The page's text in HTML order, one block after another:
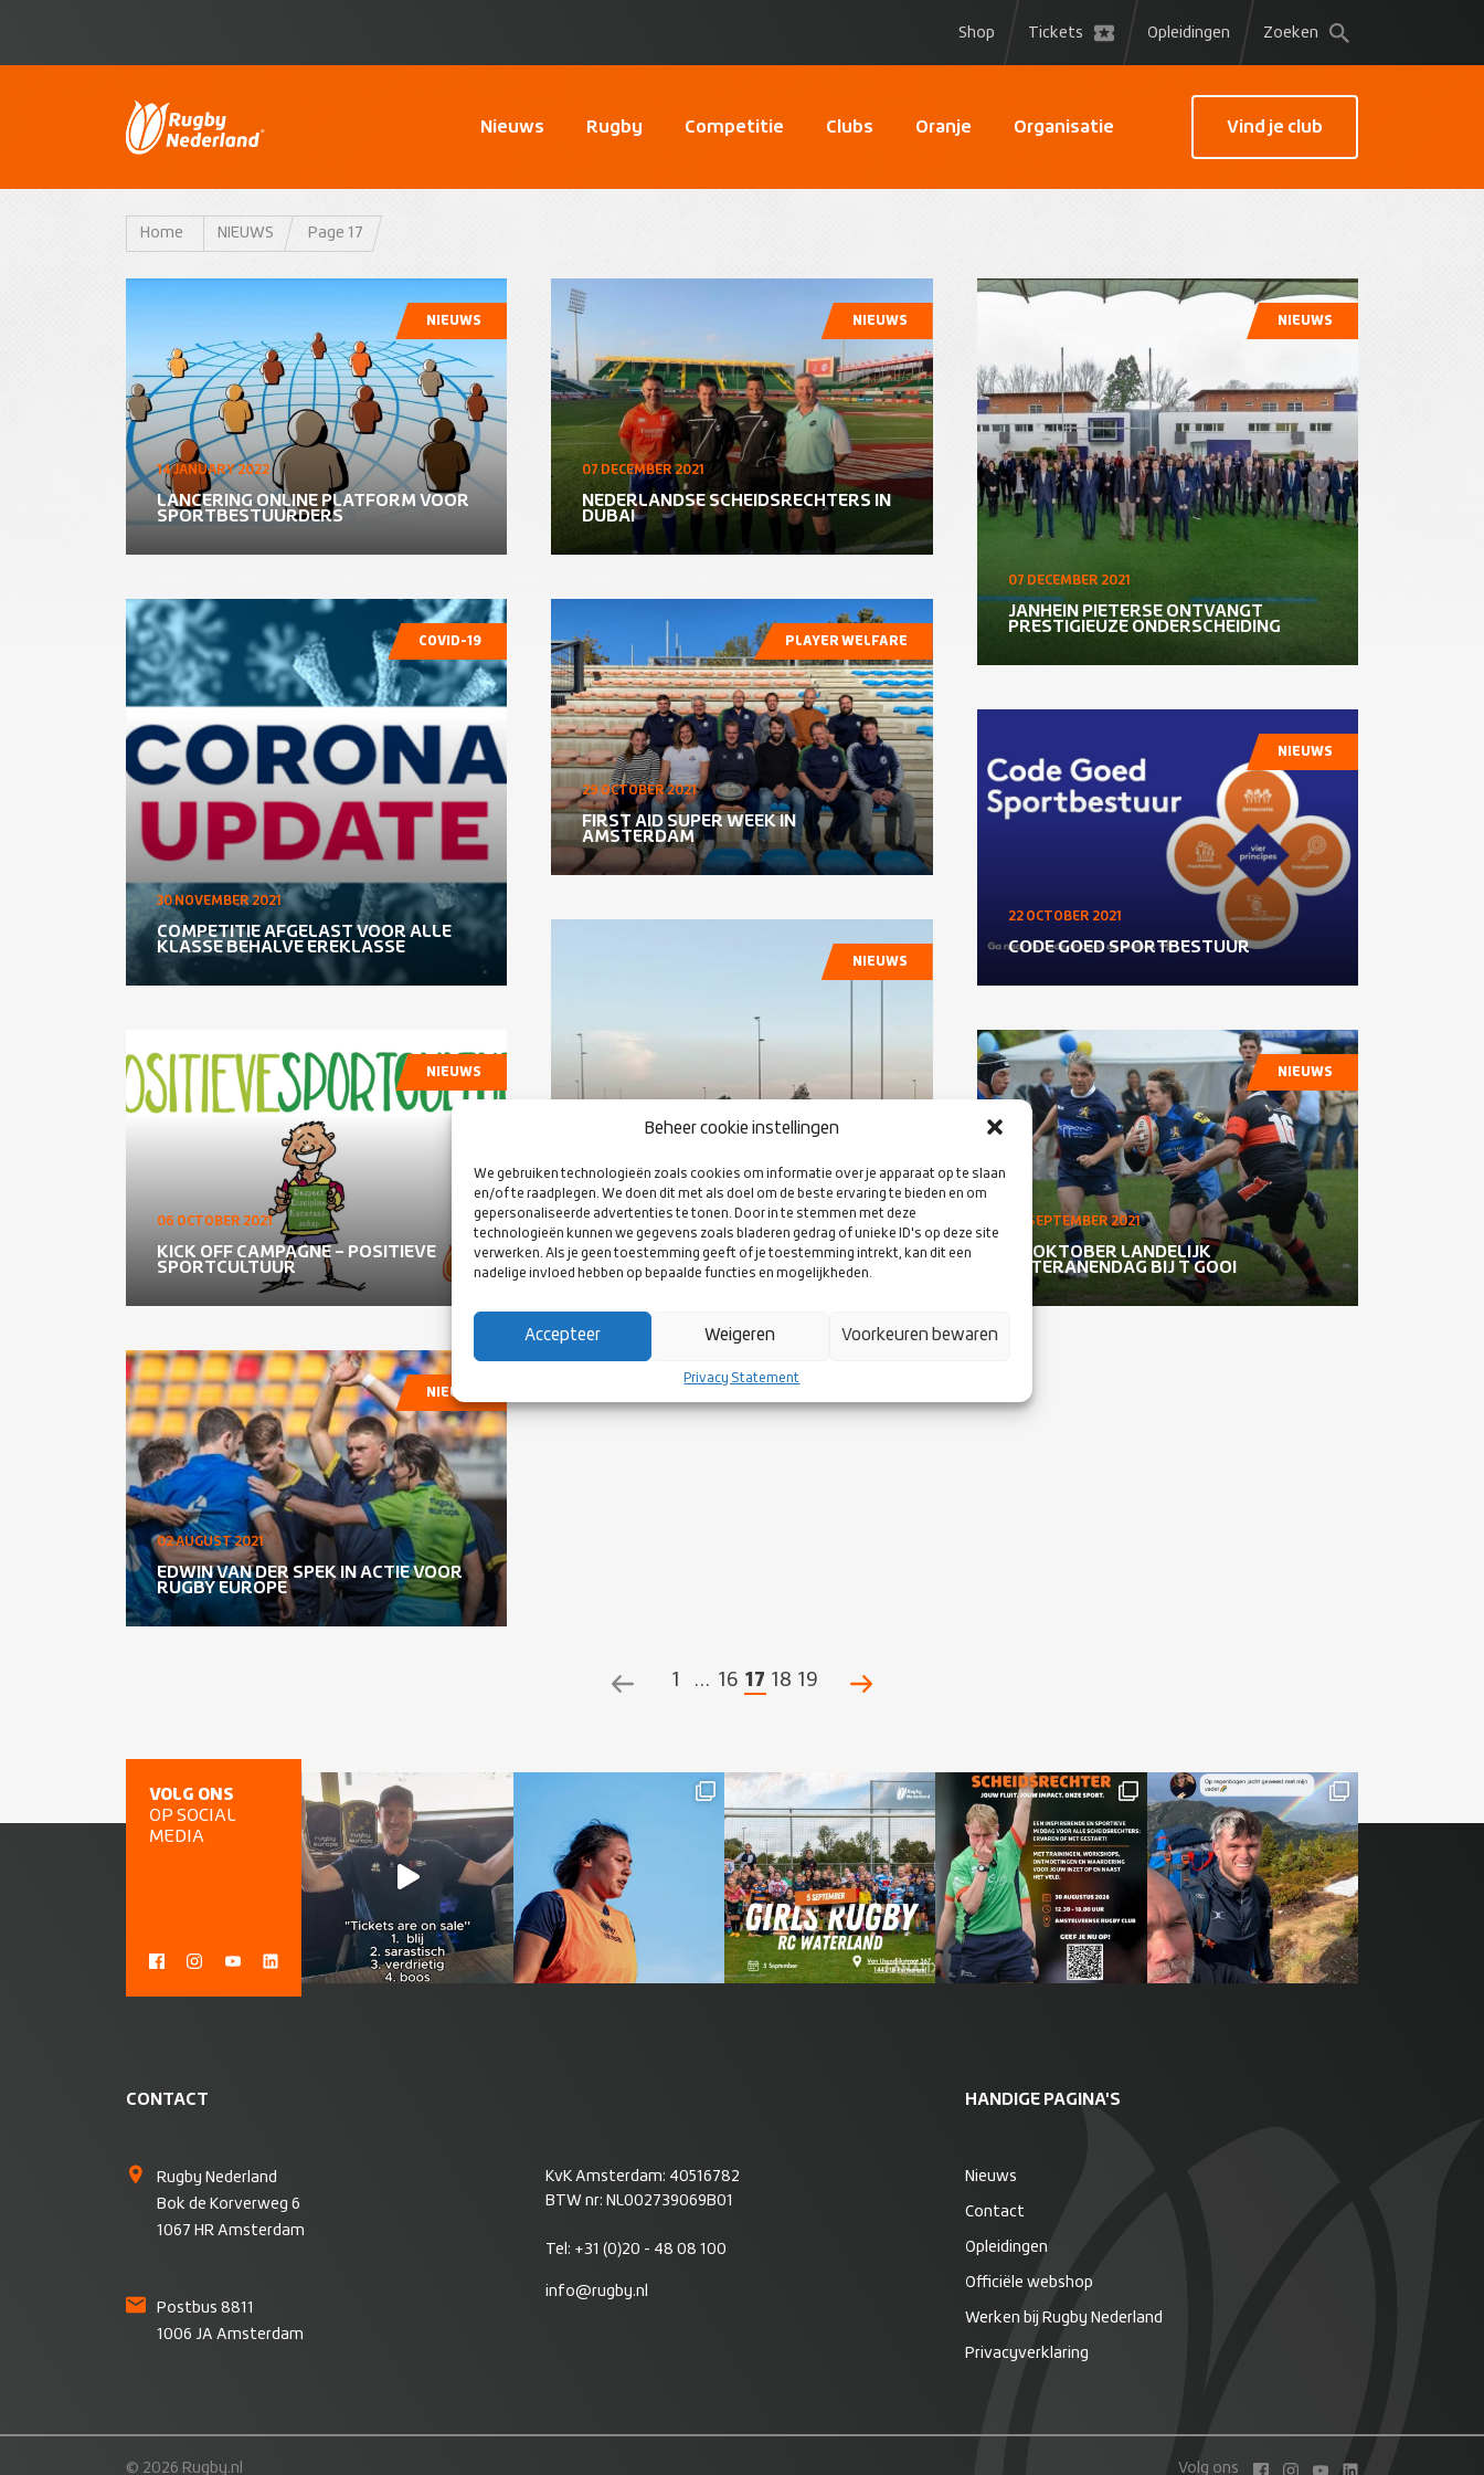
Beheer cookie instellingen
We gebruiken technologieën zoals cookies om informatie over je apparaat op te slaan
en/of te raadplegen. We doen dit met als doel om de beste ervaring te bieden en om
gepersonaliseerde advertenties te tonen. Door in te stemmen met deze
technologieën kunnen we gegevens zoals bladeren gedrag of unieke ID's op deze site
verwerken. Als je geen toestemming geeft of je toestemming intrekt, kan dit een
nadelige invloed hebben op bepaalde functies en mogelijkheden.
Accepteer Weigeren Voorkeuren bewaren
Privacy Statement
Shop Tickets Opleidingen Zoeken
Nieuws Rugby Competitie Clubs Oranje Organisatie Vind je club
Home NIEUWS Page 17
14 JANUARY 2022
LANCERING ONLINE PLATFORM VOOR
SPORTBESTUURDERS
NIEUWS
30 NOVEMBER 2021
COMPETITIE AFGELAST VOOR ALLE
KLASSE BEHALVE EREKLASSE
COVID-19
06 OCTOBER 2021
KICK OFF CAMPAGNE – POSITIEVE
SPORTCULTUUR
NIEUWS
02 AUGUST 2021
EDWIN VAN DER SPEK IN ACTIE VOOR
RUGBY EUROPE
NIEUWS
07 DECEMBER 2021
NEDERLANDSE SCHEIDSRECHTERS IN
DUBAI
NIEUWS
29 OCTOBER 2021
FIRST AID SUPER WEEK IN
AMSTERDAM
PLAYER WELFARE
05 OCTOBER 2021
SENIOR ACADEMY PROGRAMMA
VOOR DAMES IS GESTART!
NIEUWS
07 DECEMBER 2021
JANHEIN PIETERSE ONTVANGT
PRESTIGIEUZE ONDERSCHEIDING
NIEUWS
22 OCTOBER 2021
CODE GOED SPORTBESTUUR
NIEUWS
20 SEPTEMBER 2021
30 OKTOBER LANDELIJK
VETERANENDAG BIJ T GOOI
NIEUWS
POSTS1 … 16 17 18 19
VOLG ONS
OP SOCIAL
MEDIA
CONTACT
Rugby Nederland
Bok de Korverweg 6
1067 HR Amsterdam
Postbus 8811
1006 JA Amsterdam
KvK Amsterdam: 40516782
BTW nr: NL002739069B01
Tel: +31 (0)20 - 48 08 100
info@rugby.nl
HANDIGE PAGINA'S
Nieuws
Contact
Opleidingen
Officiële webshop
Werken bij Rugby Nederland
Privacyverklaring
© 2026 Rugby.nl Volg ons